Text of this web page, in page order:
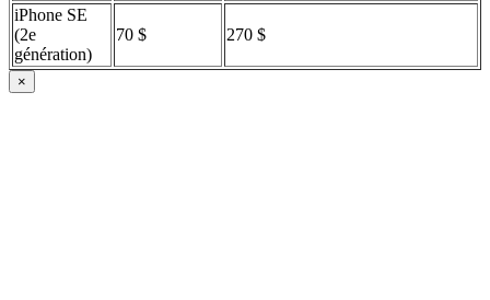
iPhone SE
(2e
génération)
70 $ 270 $
×